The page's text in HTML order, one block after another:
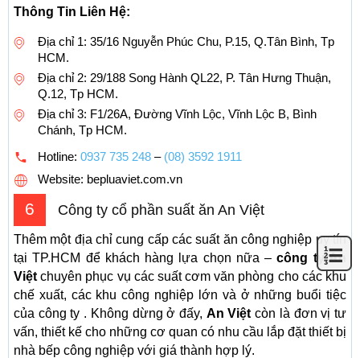
Thông Tin Liên Hệ:
Địa chỉ 1: 35/16 Nguyễn Phúc Chu, P.15, Q.Tân Bình, Tp
HCM.
Địa chỉ 2: 29/188 Song Hành QL22, P. Tân Hưng Thuận,
Q.12, Tp HCM.
Địa chỉ 3: F1/26A, Đường Vĩnh Lộc, Vĩnh Lộc B, Bình
Chánh, Tp HCM.
Hotline: 0937 735 248 – (08) 3592 1911
Website: bepluaviet.com.vn
6 Công ty cổ phần suất ăn An Việt
Thêm một địa chỉ cung cấp các suất ăn công nghiệp uy tín
tại TP.HCM để khách hàng lựa chọn nữa –công ty An
Việt chuyên phục vụ các suất cơm văn phòng cho các khu
chế xuất, các khu công nghiệp lớn và ở những buổi tiệc
của công ty . Không dừng ở đấy, An Việt còn là đơn vị tư
vấn, thiết kế cho những cơ quan có nhu cầu lắp đặt thiết bị
nhà bếp công nghiệp với giá thành hợp lý.